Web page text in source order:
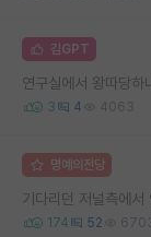
김GPT
연구실에서 왕따당하
3 4 4063
명예의전당
기다리던 저널측에
174 52